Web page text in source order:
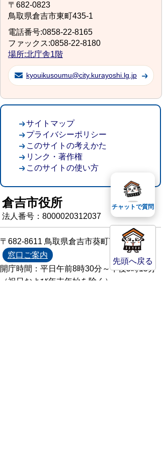
〒682-0823
鳥取県倉吉市東町435-1
電話番号:0858-22-8165
ファックス:0858-22-8180
場所:北庁舎1階
kyouikusoumu@city.kurayoshi.lg.jp
先頭へ戻る
サイトマップ
プライバシーポリシー
このサイトの考えかた
リンク・著作権
このサイトの使い方
倉吉市役所
法人番号：8000020312037
〒682-8611 鳥取県倉吉市葵町722
窓口ご案内
開庁時間：平日午前8時30分～午後5時15分
（祝日および年末年始を除く）
チャットで質問